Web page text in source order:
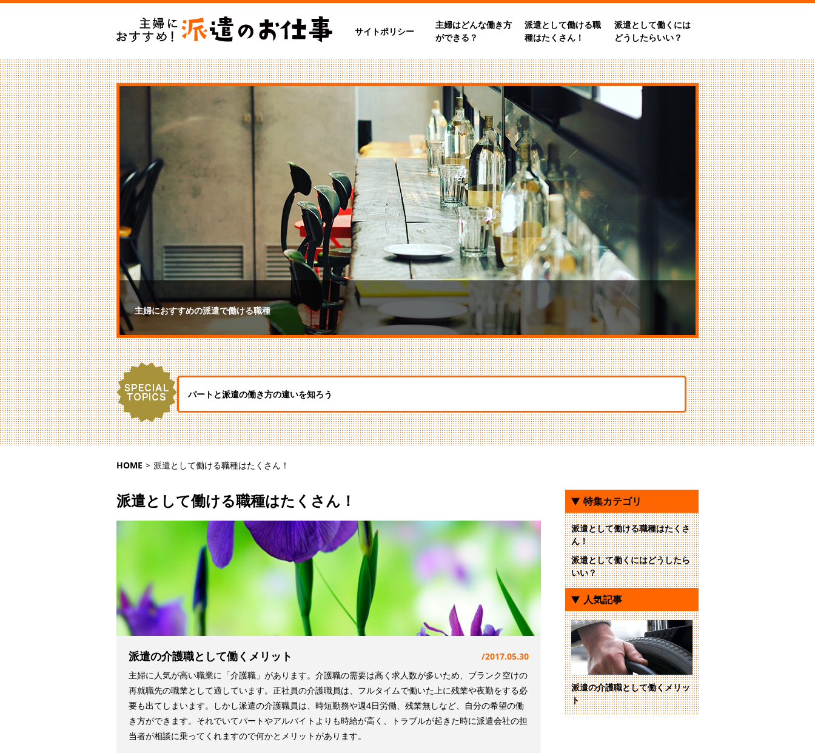
サイトポリシー
主婦はどんな働き方
ができる？
派遣として働ける職
種はたくさん！
派遣として働くには
どうしたらいい？
主婦におすすめの派遣で働ける職種
パートと派遣の働き方の違いを知ろう
HOME > 派遣として働ける職種はたくさん！
派遣として働ける職種はたくさん！
派遣の介護職として働くメリット
2017.05.30
主婦に人気が高い職業に「介護職」があります。介護職の需要は高く求人数が多いため、ブランク空けの
再就職先の職業として適しています。正社員の介護職員は、フルタイムで働いた上に残業や夜勤をする必
要も出てしまいます。しかし派遣の介護職員は、時短勤務や週4日労働、残業無しなど、自分の希望の働
き方ができます。それでいてパートやアルバイトよりも時給が高く、トラブルが起きた時に派遣会社の担
当者が相談に乗ってくれますので何かとメリットがあります。
特集カテゴリ
派遣として働ける職種はたくさ
ん！
派遣として働くにはどうしたら
いい？
人気記事
派遣の介護職として働くメリッ
ト